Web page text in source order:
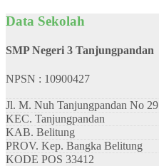
Data Sekolah
SMP Negeri 3 Tanjungpandan
NPSN : 10900427
Jl. M. Nuh Tanjungpandan No 29
KEC. Tanjungpandan
KAB. Belitung
PROV. Kep. Bangka Belitung
KODE POS 33412